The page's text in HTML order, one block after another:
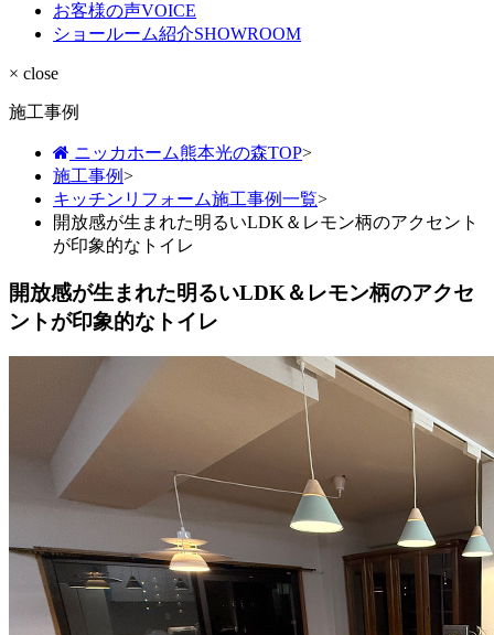
お客様の声VOICE
ショールーム紹介SHOWROOM
× close
施工事例
ニッカホーム熊本光の森TOP>
施工事例>
キッチンリフォーム施工事例一覧>
開放感が生まれた明るいLDK＆レモン柄のアクセント
が印象的なトイレ
開放感が生まれた明るいLDK＆レモン柄のアクセ
ントが印象的なトイレ